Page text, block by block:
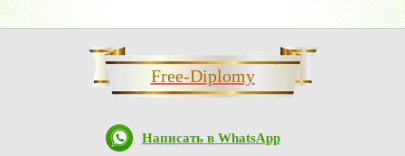
Free-Diplomy
Написать в WhatsApp